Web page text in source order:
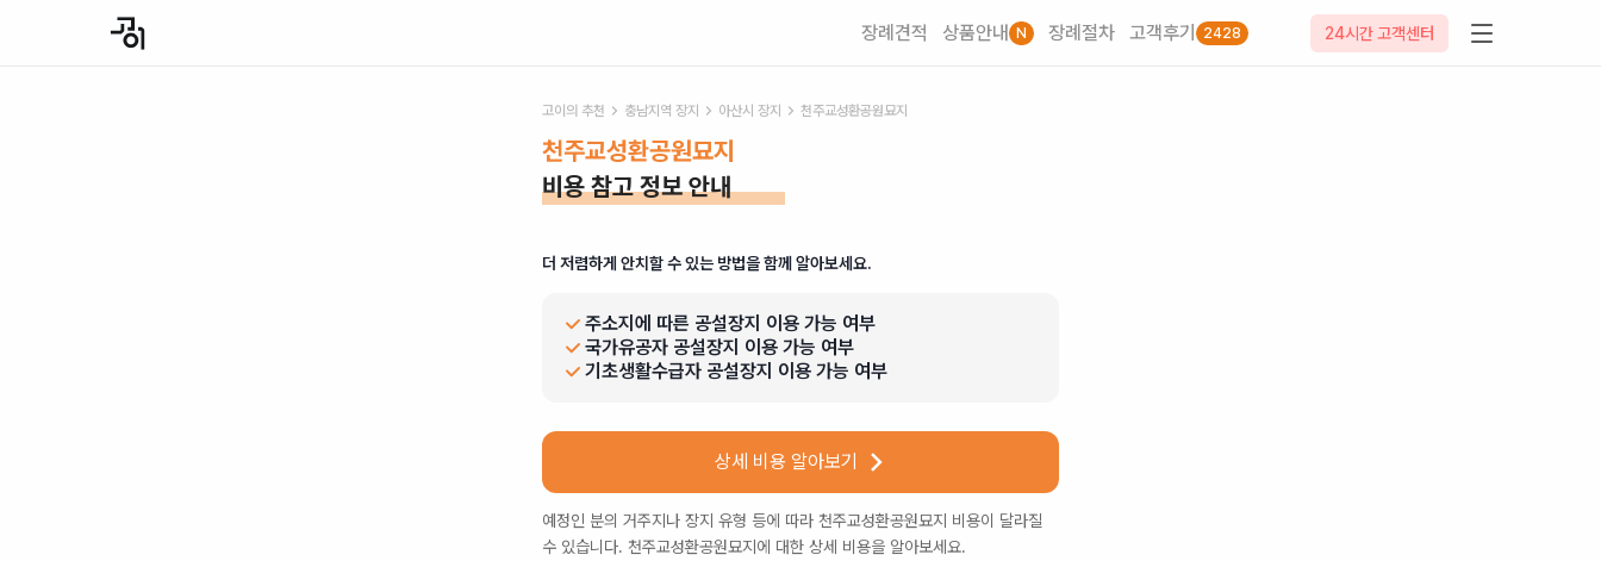
장례견적 상품안내 N 장례절차 고객후기 2428 24시간 고객센터
고이의 추천 충남지역 장지 아산시 장지 천주교성환공원묘지
천주교성환공원묘지
비용 참고 정보 안내
더 저렴하게 안치할 수 있는 방법을 함께 알아보세요.
주소지에 따른 공설장지 이용 가능 여부
국가유공자 공설장지 이용 가능 여부
기초생활수급자 공설장지 이용 가능 여부
상세 비용 알아보기
예정인 분의 거주지나 장지 유형 등에 따라 천주교성환공원묘지 비용이 달라질
수 있습니다. 천주교성환공원묘지 에 대한 상세 비용을 알아보세요.